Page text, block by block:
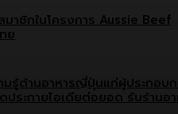
มาชิกในโครงการ Aussie Beef
ย
มรู้ด้านอาหารญี่ปุ่นแก่ผู้ประกอบ
ระกายไอเดียต่อยอด รับร้านอ